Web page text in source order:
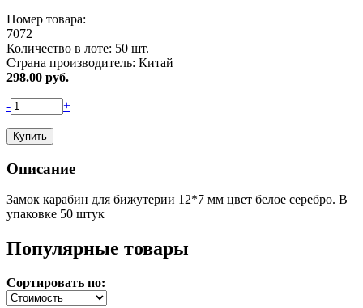
Номер товара:
7072
Количество в лоте: 50 шт.
Страна производитель: Китай
298.00 руб.
- +
Описание
Замок карабин для бижутерии 12*7 мм цвет белое серебро. В
упаковке 50 штук
Популярные товары
Сортировать по: